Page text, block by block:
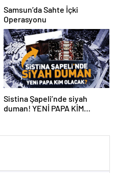
Samsun’da Sahte İçki
Operasyonu
Sistina Şapeli’nde siyah
duman! YENİ PAPA KİM